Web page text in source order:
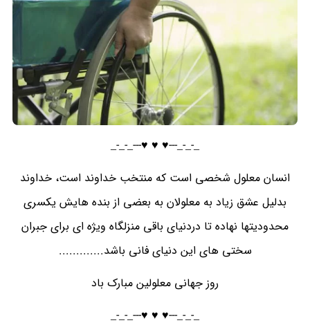
_-_-_---♥️ ♥️ ♥️---_-_-_
انسان معلول شخصی است که منتخب خداوند است، خداوند
بدلیل عشق زیاد به معلولان به بعضی از بنده هایش یکسری
محدودیتها نهاده تا دردنیای باقی منزلگاه ویژه ای برای جبران
سختی های این دنیای فانی باشد.............
روز جهانی معلولین مبارک باد
_-_-_---♥️ ♥️ ♥️---_-_-_